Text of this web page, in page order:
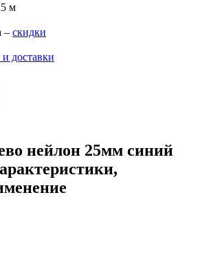
м
– скидки
доставки
нейлон 25мм синий